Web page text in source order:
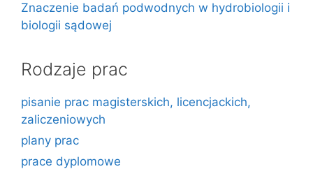
Znaczenie badań podwodnych w hydrobiologii i
biologii sądowej
Rodzaje prac
pisanie prac magisterskich, licencjackich,
zaliczeniowych
plany prac
prace dyplomowe